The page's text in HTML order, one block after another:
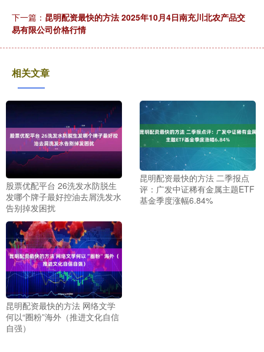
下一篇： 昆明配资最快的方法 2025年10月4日南充川北农产品交
易有限公司价格行情
相关文章
股票优配平台 26洗发水防脱生
发哪个牌子最好控油去屑洗发水
告别掉发困扰
昆明配资最快的方法 二季报点
评：广发中证稀有金属主题ETF
基金季度涨幅6.84%
昆明配资最快的方法 网络文学
何以“圈粉”海外（推进文化自信
自强）